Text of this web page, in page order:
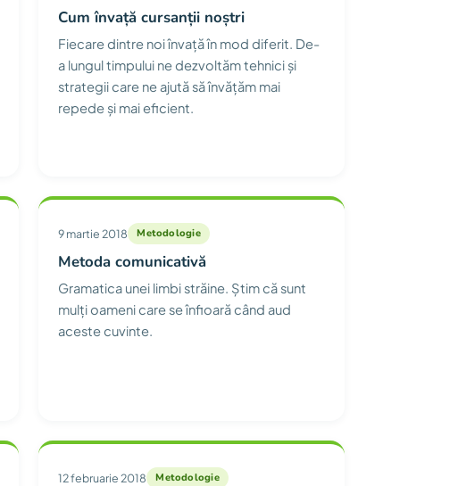
Cum învață cursanții noștri
Fiecare dintre noi învață în mod diferit. De-
a lungul timpului ne dezvoltăm tehnici și
strategii care ne ajută să învățăm mai
repede și mai eficient.
9 martie 2018 Metodologie
Metoda comunicativă
Gramatica unei limbi străine. Știm că sunt
mulți oameni care se înfioară când aud
aceste cuvinte.
12 februarie 2018 Metodologie